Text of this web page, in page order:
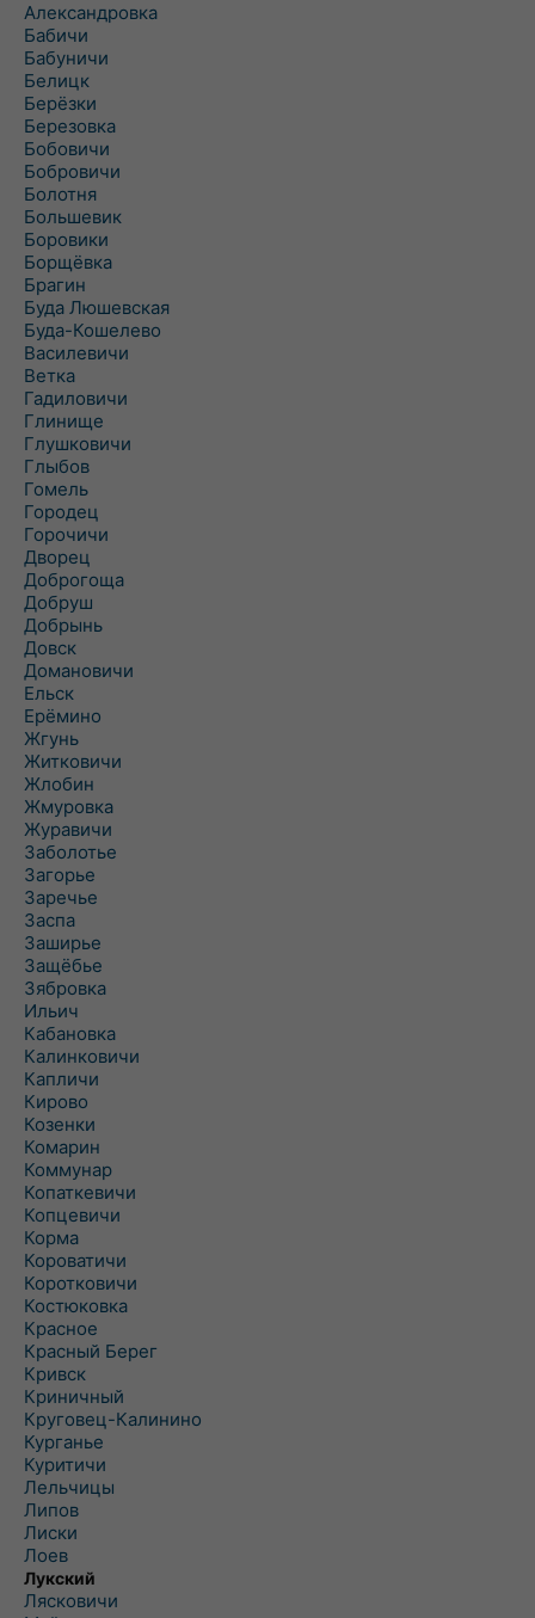
Александровка
Бабичи
Бабуничи
Белицк
Берёзки
Березовка
Бобовичи
Бобровичи
Болотня
Большевик
Боровики
Борщёвка
Брагин
Буда Люшевская
Буда-Кошелево
Василевичи
Ветка
Гадиловичи
Глинище
Глушковичи
Глыбов
Гомель
Городец
Горочичи
Дворец
Доброгоща
Добруш
Добрынь
Довск
Домановичи
Ельск
Ерёмино
Жгунь
Житковичи
Жлобин
Жмуровка
Журавичи
Заболотье
Загорье
Заречье
Заспа
Заширье
Защёбье
Зябровка
Ильич
Кабановка
Калинковичи
Капличи
Кирово
Козенки
Комарин
Коммунар
Копаткевичи
Копцевичи
Корма
Короватичи
Коротковичи
Костюковка
Красное
Красный Берег
Кривск
Криничный
Круговец-Калинино
Курганье
Куритичи
Лельчицы
Липов
Лиски
Лоев
Лукский
Лясковичи